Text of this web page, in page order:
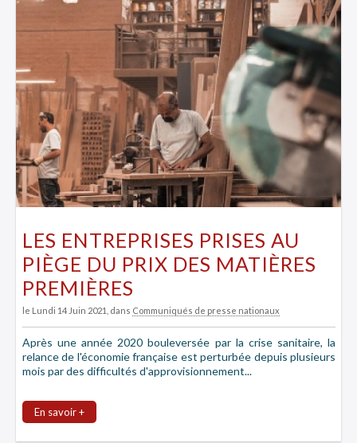
LES ENTREPRISES PRISES AU
PIÈGE DU PRIX DES MATIÈRES
PREMIÈRES
le Lundi 14 Juin 2021 , dans Communiqués de presse nationaux
Après une année 2020 bouleversée par la crise sanitaire, la
relance de l'économie française est perturbée depuis plusieurs
mois par des difficultés d'approvisionnement...
En savoir +